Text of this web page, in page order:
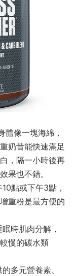
體像一塊海綿，
奶昔能快速滿足
，隔一小時後再
果也不錯。
點或下午3點，
重粉是最方便的
時肌肉分解，
慢的碳水類
多元營養素、